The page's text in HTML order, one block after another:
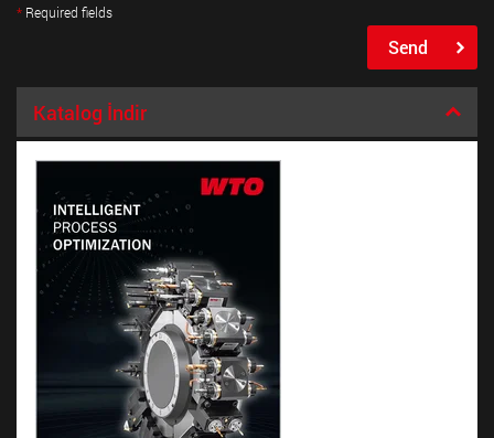
Required fields
Send
Katalog İndir